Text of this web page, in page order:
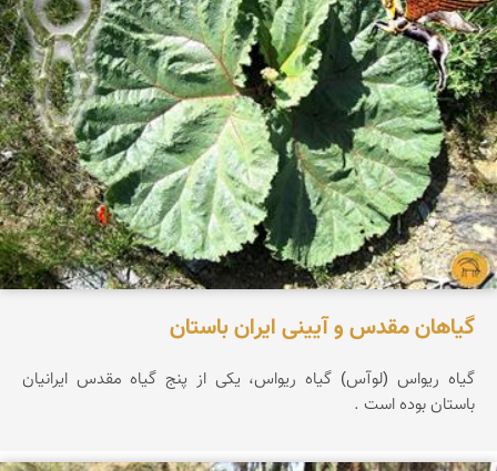
گیاهان مقدس و آیینی ایران باستان
گیاه ریواس (لوآس) گیاه ریواس، یکی از پنج گیاه مقدس ایرانیان
باستان بوده است .